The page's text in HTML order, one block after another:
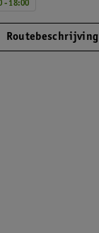
- 18:00
Routebeschrijving